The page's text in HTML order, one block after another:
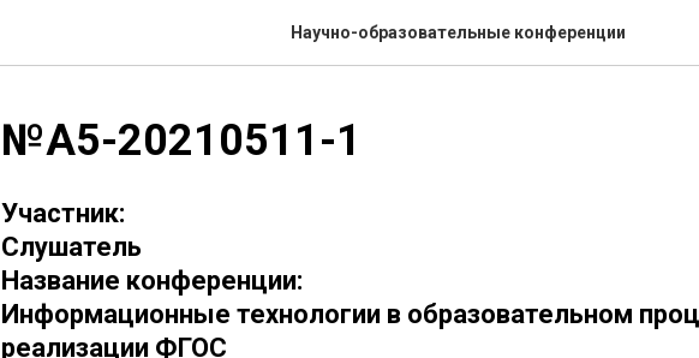
Научно-образовательные конференции
№А5-20210511-1
Участник:
Слушатель
Название конференции:
Информационные технологии в образовательном
реализации ФГОС